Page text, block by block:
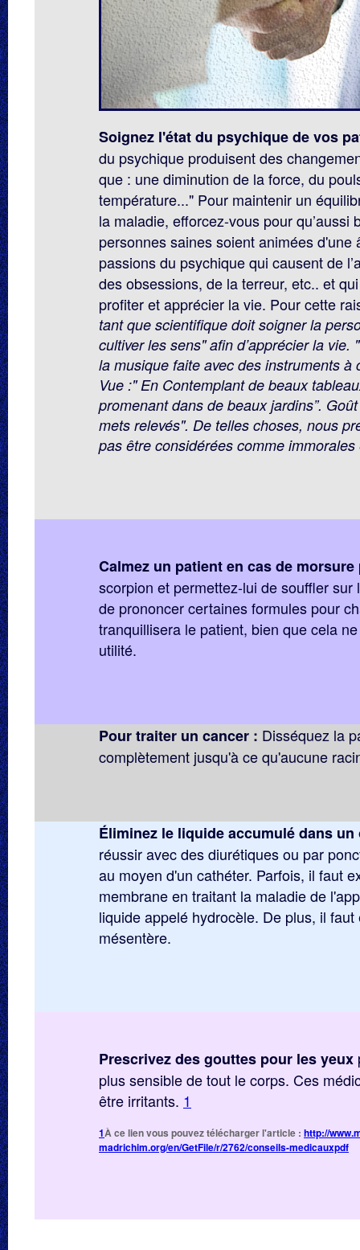
Soignez l'état du psychique de vos
du psychique produisent des
que : une diminution de la force, du
température..." Pour maintenir un
la maladie, efforcez-vous pour qu’aussi
personnes saines soient animées d'une
passions du psychique qui causent de
des obsessions, de la terreur, etc.. et
profiter et apprécier la vie. Pour cette
tant que scientifique doit soigner la
cultiver les sens" afin d’apprécier la vie.
la musique faite avec des instruments à
Vue :" En Contemplant de beaux
promenant dans de beaux jardins”.
mets relevés". De telles choses, nous
pas être considérées comme
Calmez un patient en cas de morsure
scorpion et permettez-lui de souffler sur
de prononcer certaines formules pour
tranquillisera le patient, bien que cela
utilité.
Pour traiter un cancer : Disséquez la
complètement jusqu'à ce qu'aucune
Éliminez le liquide accumulé dans
réussir avec des diurétiques ou par
au moyen d'un cathéter. Parfois, il faut
membrane en traitant la maladie de
liquide appelé hydrocèle. De plus, il
mésentère.
Prescrivez des gouttes pour les yeux
plus sensible de tout le corps. Ces
être irritants. 1
1À ce lien vous pouvez télécharger l'article : http://
madrichim.org/en/GetFile/r/2762/conseils-medicauxpdf